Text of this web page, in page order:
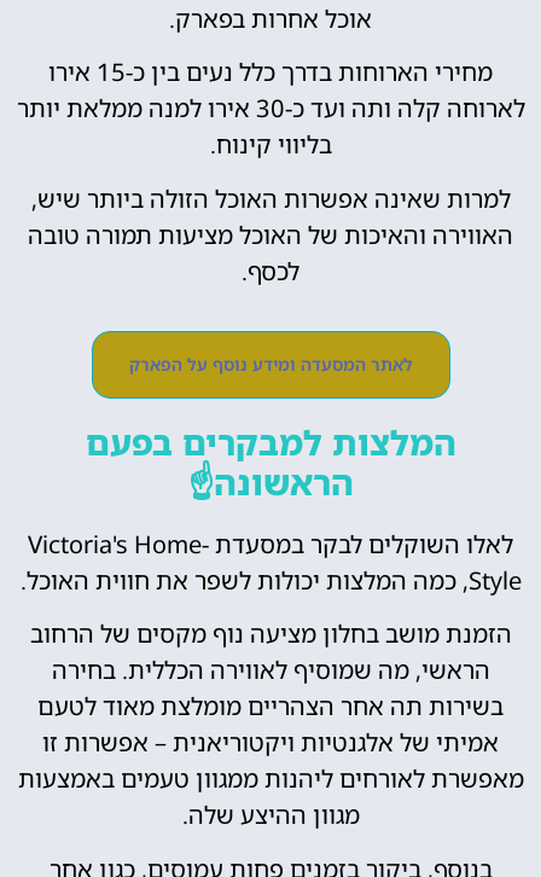
אוכל אחרות בפארק.
מחירי הארוחות בדרך כלל נעים בין כ-15 אירו
לארוחה קלה ותה ועד כ-30 אירו למנה ממלאת יותר
בליווי קינוח.
למרות שאינה אפשרות האוכל הזולה ביותר שיש,
האווירה והאיכות של האוכל מציעות תמורה טובה
לכסף.
לאתר המסעדה ומידע נוסף על הפארק
המלצות למבקרים בפעם
הראשונה☝️
לאלו השוקלים לבקר במסעדת Victoria's Home-
Style, כמה המלצות יכולות לשפר את חווית האוכל.
הזמנת מושב בחלון מציעה נוף מקסים של הרחוב
הראשי, מה שמוסיף לאווירה הכללית. בחירה
בשירות תה אחר הצהריים מומלצת מאוד לטעם
אמיתי של אלגנטיות ויקטוריאנית – אפשרות זו
מאפשרת לאורחים ליהנות ממגוון טעמים באמצעות
מגוון ההיצע שלה.
בנוסף, ביקור בזמנים פחות עמוסים, כגון אחר